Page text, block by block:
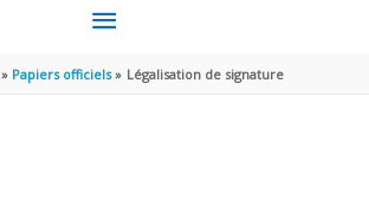
MENU
PRINCIPAL
Papiers officiels Légalisation de signature